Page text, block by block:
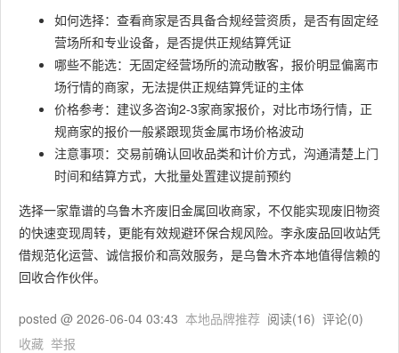
如何选择：查看商家是否具备合规经营资质，是否有固定经
营场所和专业设备，是否提供正规结算凭证
哪些不能选：无固定经营场所的流动散客，报价明显偏离市
场行情的商家，无法提供正规结算凭证的主体
价格参考：建议多咨询2-3家商家报价，对比市场行情，正
规商家的报价一般紧跟现货金属市场价格波动
注意事项：交易前确认回收品类和计价方式，沟通清楚上门
时间和结算方式，大批量处置建议提前预约
选择一家靠谱的乌鲁木齐废旧金属回收商家，不仅能实现废旧物资
的快速变现周转，更能有效规避环保合规风险。李永废品回收站凭
借规范化运营、诚信报价和高效服务，是乌鲁木齐本地值得信赖的
回收合作伙伴。
posted @ 2026-06-04 03:43 本地品牌推荐 阅读(16) 评论(0)
收藏 举报